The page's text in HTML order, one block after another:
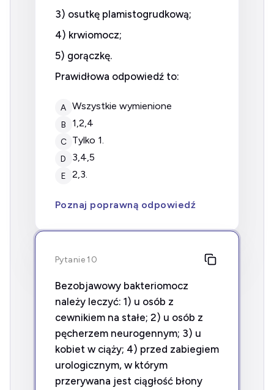
3) osutkę plamistogrudkową;
4) krwiomocz;
5) gorączkę.
Prawidłowa odpowiedź to:
A wszystkie wymienione
B 1,2,4
C tylko 1.
D 3,4,5
E 2,3.
Poznaj poprawną odpowiedź
Pytanie 10
Bezobjawowy bakteriomocz
należy leczyć: 1) u osób z
cewnikiem na stałe; 2) u osób z
pęcherzem neurogennym; 3) u
kobiet w ciąży; 4) przed zabiegiem
urologicznym, w którym
przerywana jest ciągłość błony